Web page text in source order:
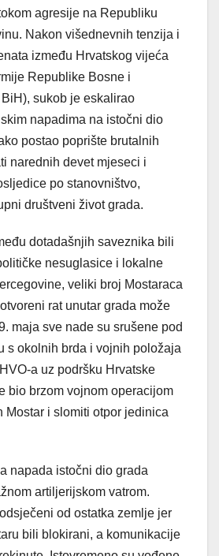
agresije na Republiku
Nakon višednevnih tenzija i
između Hrvatskog vijeća
Republike Bosne i
sukob je eskalirao
napadima na istočni dio
postao poprište brutalnih
narednih devet mjeseci i
po stanovništvo,
društveni život grada.
dotadašnjih saveznika bili
nesuglasice i lokalne
veliki broj Mostaraca
rat unutar grada može
maja sve nade su srušene pod
s okolnih brda i vojnih položaja
a uz podršku Hrvatske
bio brzom vojnom operacijom
Mostar i slomiti otpor jedinica
napada istočni dio grada
artiljerijskom vatrom.
od ostatka zemlje jer
bili blokirani, a komunikacije